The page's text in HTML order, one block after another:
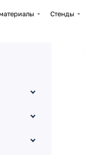
Стенды